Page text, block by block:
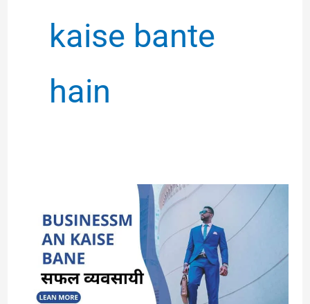
kaise bante
hain